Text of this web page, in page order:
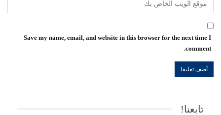
Save my name, email, and website in this browser for the next time I
comment.
تابعنا!